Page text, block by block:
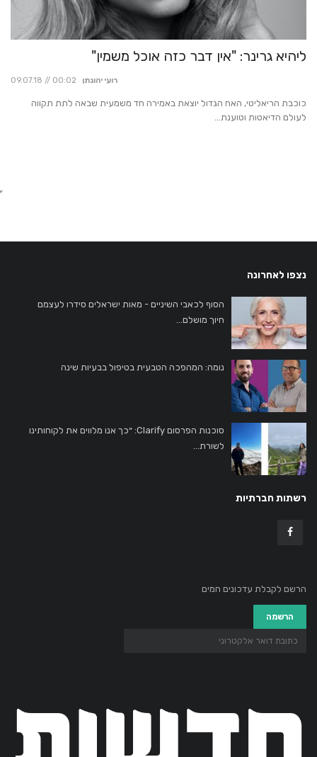
ליהיא גרינר: "אין דבר כזה אוכל משמין"
09.07.18 // 00:02 רועי יהונתן
כוכבת הריאליטי, האח הגדול יוצאת באמירה חד משמעית שבאה לתת תקווה
לעולם הדיאטות וטוענת...
נצפו לאחרונה
הסוף לכאבי השיניים - מאות ישראלים סידרו לעצמם
חיוך מושלם...
נומה: המהפכה הטבעית בטיפול בבעיות שינה
סוכנות הפרסום Clarify: ״כך אנו מלווים את לקוחותינו
לשורת...
רשתות חברתיות
הרשם לקבלת עדכונים חמים